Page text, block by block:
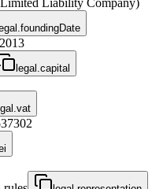
legal.capital